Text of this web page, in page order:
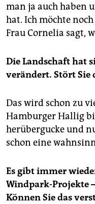
man ja auch haben
hat. Ich möchte
Frau Cornelia sagt,
Die Landschaft hat
verändert. Stört Sie
Das wird schon zu
Hamburger Hallig
herübergucke und
schon eine
Es gibt immer
Windpark-Projekte
Können Sie das